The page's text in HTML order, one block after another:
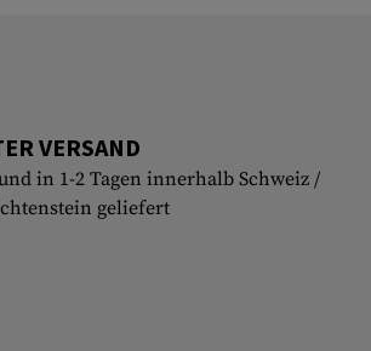
VERSAND
in 1-2 Tagen innerhalb Schweiz /
geliefert